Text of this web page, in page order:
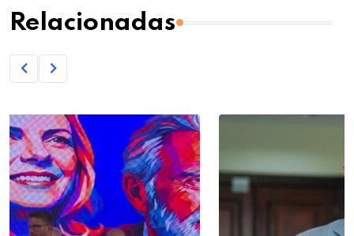
Relacionadas